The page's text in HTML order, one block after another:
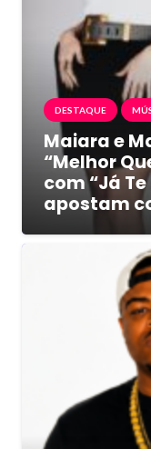
DESTAQUE
Maiara e
“Melhor
com “Já
apostam